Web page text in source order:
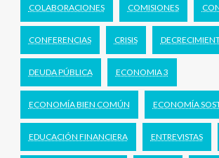
COLABORACIONES COMISIONES
CONFERENCIAS CRISIS
DEUDA PÚBLICA ECONOMIA 3
ECONOMÍA BIEN COMÚN ECONOMÍA
EDUCACIÓN FINANCIERA ENTREVISTAS